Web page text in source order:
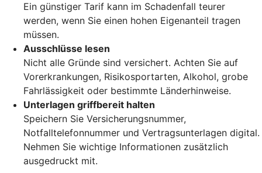
Ein günstiger Tarif kann im Schadenfall teurer
werden, wenn Sie einen hohen Eigenanteil tragen
müssen.
Ausschlüsse lesen
Nicht alle Gründe sind versichert. Achten Sie auf
Vorerkrankungen, Risikosportarten, Alkohol, grobe
Fahrlässigkeit oder bestimmte Länderhinweise.
Unterlagen griffbereit halten
Speichern Sie Versicherungsnummer,
Notfalltelefonnummer und Vertragsunterlagen digital.
Nehmen Sie wichtige Informationen zusätzlich
ausgedruckt mit.